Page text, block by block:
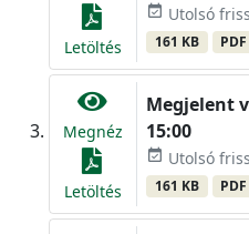
Letöltés
event_available Utolsó
161 KB
Megnéz
Letöltés
Megjelent
15:00
event_available Utolsó
161 KB